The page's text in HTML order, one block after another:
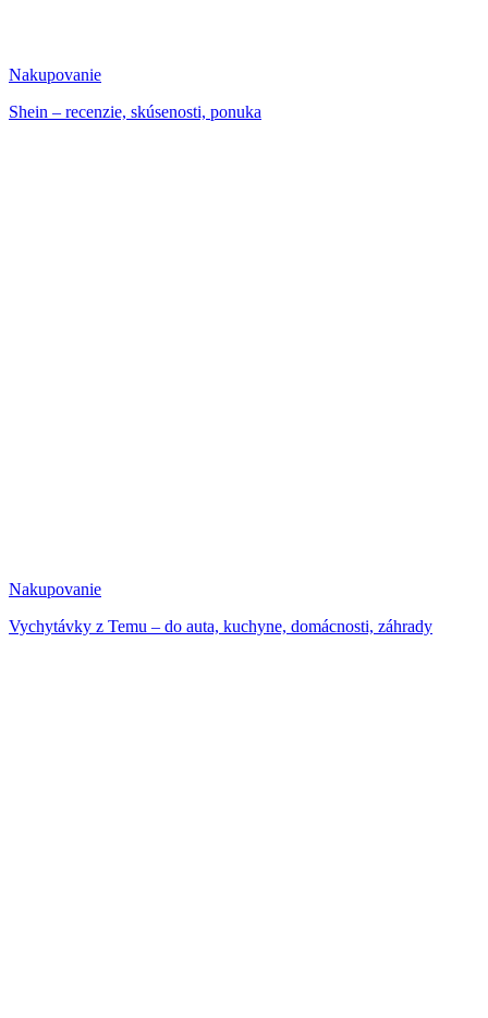
Nakupovanie
Shein – recenzie, skúsenosti, ponuka
Nakupovanie
Vychytávky z Temu – do auta, kuchyne, domácnosti, záhrady